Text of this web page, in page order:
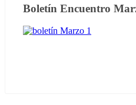
Boletín Encuentro